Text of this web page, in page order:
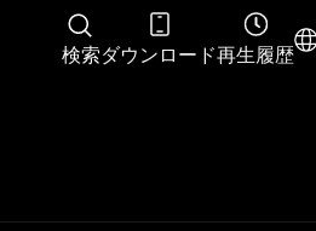
検索ダウンロード再生履歴